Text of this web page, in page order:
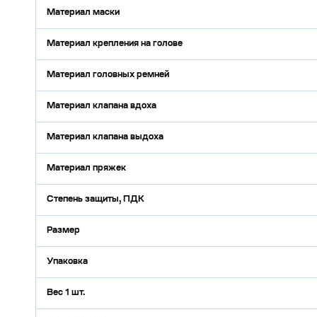
Материал маски
Материал крепления на голове
Материал головных ремней
Материал клапана вдоха
Материал клапана выдоха
Материал пряжек
Степень защиты, ПДК
Размер
Упаковка
Вес 1 шт.